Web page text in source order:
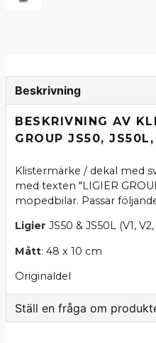
Beskrivning
BESKRIVNING AV
GROUP JS50,
Klistermärke / dekal med
med texten "LIGIER
mopedbilar. Passar
Ligier JS50 & JS50L (V1,
Mått: 48 x 10 cm
Originaldel
Ställ en fråga om